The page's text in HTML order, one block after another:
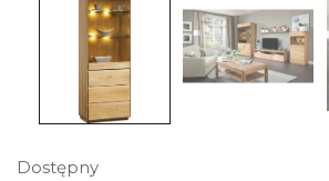
Dostępny